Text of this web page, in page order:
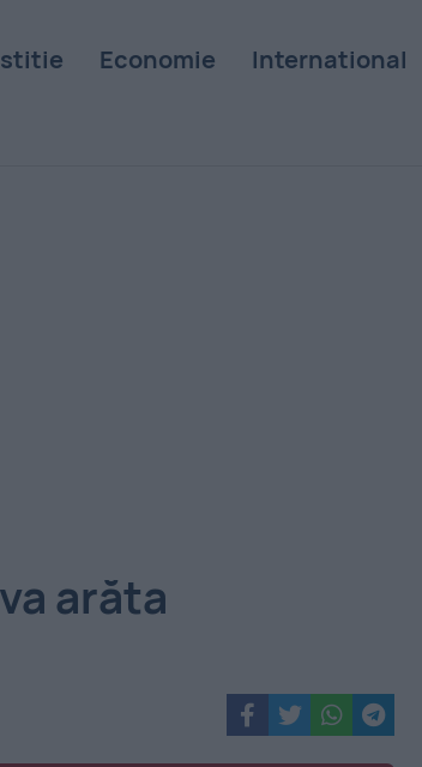
Economie International
arăta